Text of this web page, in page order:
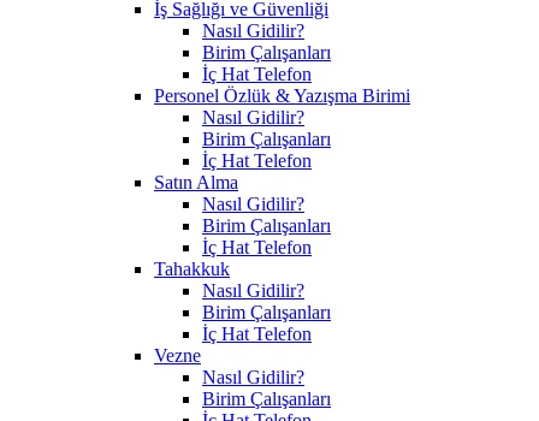
İş Sağlığı ve Güvenliği
Nasıl Gidilir?
Birim Çalışanları
İç Hat Telefon
Personel Özlük & Yazışma Birimi
Nasıl Gidilir?
Birim Çalışanları
İç Hat Telefon
Satın Alma
Nasıl Gidilir?
Birim Çalışanları
İç Hat Telefon
Tahakkuk
Nasıl Gidilir?
Birim Çalışanları
İç Hat Telefon
Vezne
Nasıl Gidilir?
Birim Çalışanları